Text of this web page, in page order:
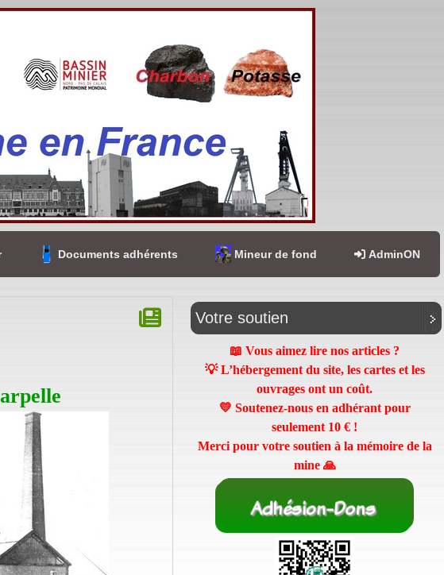
Documents adhérents Mineur de fond AdminON
Votre soutien
📖 Vous aimez lire nos articles ?
💡 L’hébergement du site, les cartes et les
ouvrages ont un coût.
💛 Soutenez-nous en adhérant pour
seulement 10 € !
Merci pour votre soutien à la mémoire de la
mine 🙏